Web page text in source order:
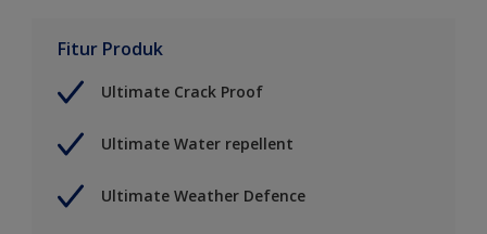
Fitur Produk
Ultimate Crack Proof
Ultimate Water repellent
Ultimate Weather Defence